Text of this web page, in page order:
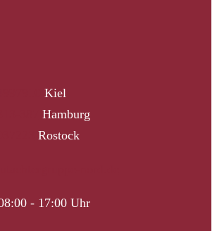
Kiel
Hamburg
Rostock
- 17:00 Uhr